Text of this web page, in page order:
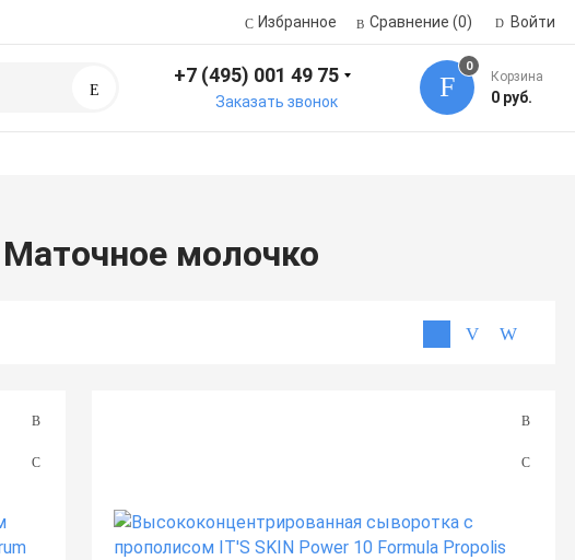
Избранное Сравнение (0) Войти
+7 (495) 001 49 75
Заказать звонок
0
Корзина
0 руб.
молочко